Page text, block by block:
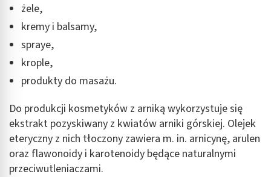
żele,
kremy i balsamy,
spraye,
krople,
produkty do masażu.
Do produkcji kosmetyków z arniką wykorzystuje się
ekstrakt pozyskiwany z kwiatów arniki górskiej. Olejek
eteryczny z nich tłoczony zawiera m. in. arnicynę, arulen
oraz flawonoidy i karotenoidy będące naturalnymi
przeciwutleniaczami.
Użycie dokładnych danych geolokalizacyjnych
Identyfikowanie urządzeń na podstawie
aktywnie żądanych informacji
Cele przetwarzania inne niż IAB:
Niezbędne
Wydajność (Performance)
Reklama / śledzenie